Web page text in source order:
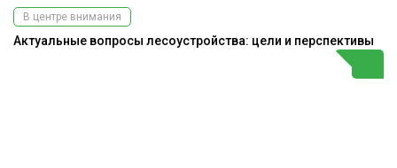
В центре внимания
Актуальные вопросы лесоустройства: цели и перспективы